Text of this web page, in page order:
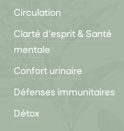
Circulation
Clarté d'esprit & Santé
mentale
Confort urinaire
Défenses immunitaires
Détox